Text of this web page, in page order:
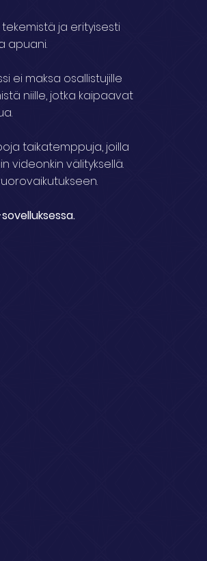
ja erityisesti
apuani.
ei maksa osallistujille
niille, jotka kaipaavat
taikatemppuja, joilla
videonkin välityksellä.